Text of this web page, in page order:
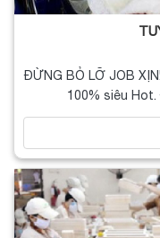
ĐỪNG BỎ LỠ JOB
100% siêu